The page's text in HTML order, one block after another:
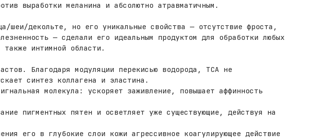
выработки меланина и абсолютно атравматичным.
шеи/декольте, но его уникальные свойства — отсутствие фроста,
— сделали его идеальным продуктом для обработки любых
интимной области.
Благодаря модуляции перекисью водорода, ТСА не
синтез коллагена и эластина.
молекула: ускоряет заживление, повышает аффинность
пигментных пятен и осветляет уже существующие, действуя на
его в глубокие слои кожи агрессивное коагулирующее действие